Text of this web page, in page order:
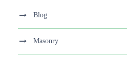
Blog
Masonry